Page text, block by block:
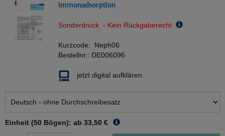
Immunadsorption
Sonderdruck - Kein Rückgaberecht
Kurzcode: Neph06
Bestellnr.: DE006096
jetzt digital aufklären
Einheit (50 Bögen): ab 33,50 €